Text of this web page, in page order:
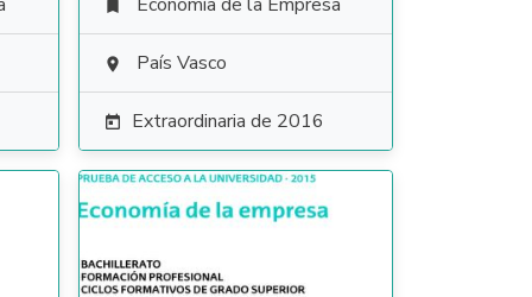

 País Vasco
 Extraordinaria de 2016